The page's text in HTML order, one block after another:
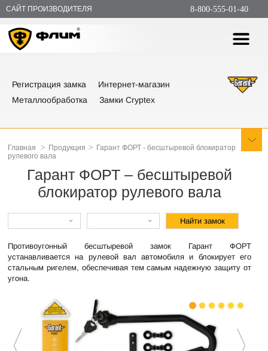
САЙТ ПРОИЗВОДИТЕЛЯ 8-800-555-01-40
Регистрация замка
Интернет-магазин
Металлообработка
Замки Cryptex
Главная > Продукция > Гарант ФОРТ - бесштыревой блокиратор
рулевого вала
Гарант ФОРТ – бесштыревой
блокиратор рулевого вала
Противоугонный бесштыревой замок Гарант ФОРТ
устанавливается на рулевой вал автомобиля и блокирует его
стальным ригелем, обеспечивая тем самым надежную защиту от
угона.